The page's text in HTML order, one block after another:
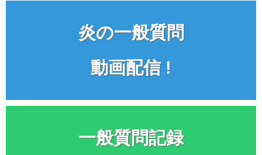
炎の一般質問
動画配信 !
一般質問記録